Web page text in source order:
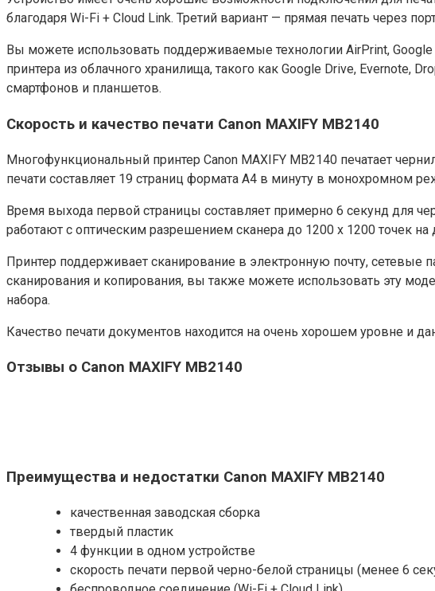
благодаря Wi-Fi + Cloud Link. Третий вариант — прямая печать через
Вы можете использовать поддерживаемые технологии AirPrint,
принтера из облачного хранилища, такого как Google Drive,
смартфонов и планшетов.
Скорость и качество печати Canon MAXIFY MB2140
Многофункциональный принтер Canon MAXIFY MB2140 печатает
печати составляет 19 страниц формата A4 в минуту в монохромном
Время выхода первой страницы составляет примерно 6 секунд для
работают с оптическим разрешением сканера до 1200 x 1200 точек
Принтер поддерживает сканирование в электронную почту, сетевые
сканирования и копирования, вы также можете использовать эту
набора.
Качество печати документов находится на очень хорошем уровне
Отзывы о Canon MAXIFY MB2140
Преимущества и недостатки Canon MAXIFY MB2140
качественная заводская сборка
твердый пластик
4 функции в одном устройстве
скорость печати первой черно-белой страницы (менее 6